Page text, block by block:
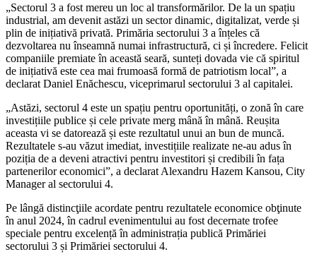
„Sectorul 3 a fost mereu un loc al transformărilor. De la un spațiu
industrial, am devenit astăzi un sector dinamic, digitalizat, verde și
plin de inițiativă privată. Primăria sectorului 3 a înțeles că
dezvoltarea nu înseamnă numai infrastructură, ci și încredere. Felicit
companiile premiate în această seară, sunteți dovada vie că spiritul
de inițiativă este cea mai frumoasă formă de patriotism local”, a
declarat Daniel Enăchescu, viceprimarul sectorului 3 al capitalei.
„Astăzi, sectorul 4 este un spațiu pentru oportunități, o zonă în care
investițiile publice și cele private merg mână în mână. Reușita
aceasta vi se datorează și este rezultatul unui an bun de muncă.
Rezultatele s-au văzut imediat, investițiile realizate ne-au adus în
poziția de a deveni atractivi pentru investitori și credibili în fața
partenerilor economici”, a declarat Alexandru Hazem Kansou, City
Manager al sectorului 4.
Pe lângă distincţiile acordate pentru rezultatele economice obţinute
în anul 2024, în cadrul evenimentului au fost decernate trofee
speciale pentru excelență în administrația publică Primăriei
sectorului 3 și Primăriei sectorului 4.